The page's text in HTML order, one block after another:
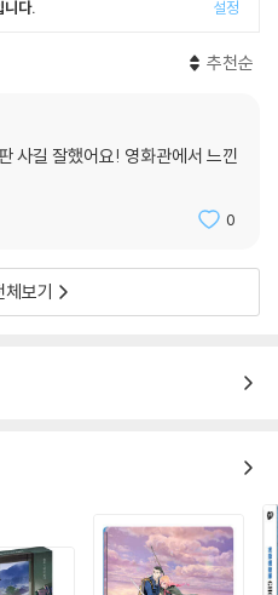
니다. 설정
추천순
사길 잘했어요! 영화관에서 느낀
0
보기